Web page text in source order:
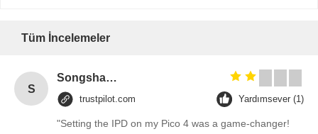
Tüm İncelemeler
S
Songshang
trustpilot.com Yardımsever (1)
"Setting the IPD on my Pico 4 was a game-changer!